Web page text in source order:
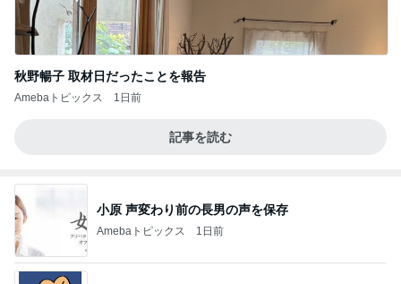
秋野暢子 取材日だったことを報告
Amebaトピックス 1日前
記事を読む
小原 声変わり前の長男の声を保存
Amebaトピックス 1日前